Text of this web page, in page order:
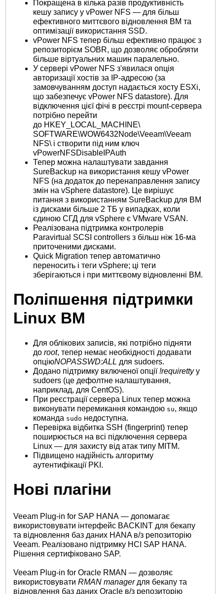
Покращена в кілька разів продуктивність
кешу запису у vPower NFS — для більш
ефективного миттєвого відновлення ВМ та
оптимізації використання SSD.
vPower NFS тепер більш ефективно працює з
репозиторієм SOBR, що дозволяє обробляти
більше віртуальних машин паралельно.
У сервері vPower NFS з'явилася опція
авторизації хостів за IP-адресою (за
замовчуванням доступ надається хосту ESXi,
що забезпечує vPower NFS datastore). Для
відключення цієї фічі в реєстрі mount-сервера
потрібно перейти
до HKEY_LOCAL_MACHINE\
SOFTWARE\WOW6432Node\Veeam\Veeam
NFS\ і створити під ним ключ
vPowerNFSDisableIPAuth
Тепер можна налаштувати завдання
SureBackup на використання кешу vPower
NFS (на додаток до перенаправлення запису
змін на vSphere datastore). Це вирішує
питання з використанням SureBackup для ВМ
із дисками більше 2 ТБ у випадках, коли
єдиною СГД для vSphere є VMware VSAN.
Реалізована підтримка контролерів
Paravirtual SCSI controllers з більш ніж 16-ма
приточеними дисками.
Quick Migration тепер автоматично
переносить і теги vSphere; ці теги
зберігаються і при миттєвому відновленні ВМ.
Поліпшення підтримки
Linux ВМ
Для облікових записів, які потрібно підняти
доroot, тепер немає необхідності додавати
опціюNOPASSWD:ALL для sudoers.
Додано підтримку включеної опції!requirettyу
sudoers (це дефолтне налаштування,
наприклад, для CentOS).
При реєстрації сервера Linux тепер можна
виконувати перемикання командою su, якщо
команда sudo недоступна.
Перевірка відбитка SSH (fingerprint) тепер
поширюється на всі підключення сервера
Linux — для захисту від атак типу MITM.
Підвищено надійність алгоритму
аутентифікації PKI.
Нові плагіни
Veeam Plug-in for SAP HANA — допомагає
використовувати інтерфейс BACKINT для бекапу
та відновлення баз даних HANA в/з репозиторію
Veeam. Реалізовано підтримку HCI SAP HANA.
Рішення сертифіковано SAP.
Veeam Plug-in for Oracle RMAN — дозволяє
використовуватиRMAN managerдля бекапу та
відновлення баз даних Oracle в/з репозиторію